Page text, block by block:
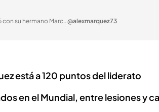
su hermano Marc..@alexmarquez73
está a 120 puntos del liderato
en el Mundial, entre lesiones y